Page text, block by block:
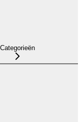
Categorieën